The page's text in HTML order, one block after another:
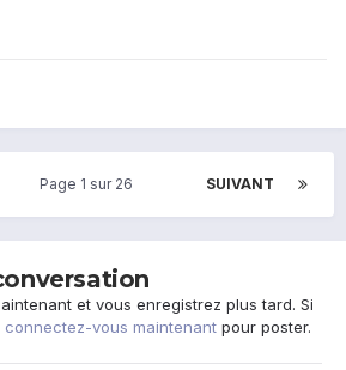
SUIVANT
Page 1 sur 26
et vous enregistrez plus tard. Si
connectez-vous maintenant pour poster.